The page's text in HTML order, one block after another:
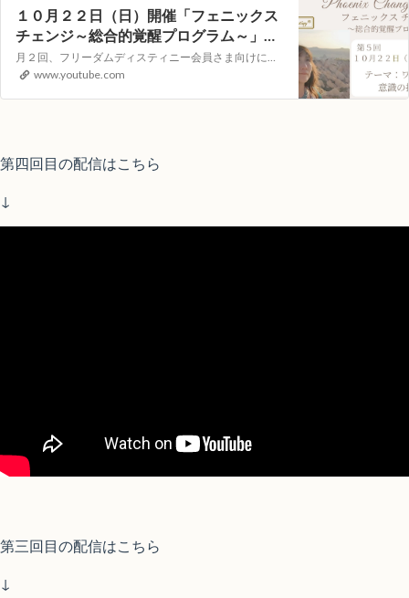
１０月２２日（日）開催「フェニックス
チェンジ～総合的覚醒プログラム～」
YouTubeライブヒーリングイベント
月２回、フリーダムディスティニー会員さま向けに遠隔ヒーリングLOVINGサポートをYouTubeの生配信でお届けします。視聴者参加型のイベントとなりますので次回、どんなテーマで講座を開いてほしいか？等のリクエストや配信中のコメントもお受付しています！【第五回目）配信日時】１０月２２日（日）１０：００～（約４０分）…
www.youtube.com
第四回目の配信はこちら
↓
第三回目の配信はこちら
↓